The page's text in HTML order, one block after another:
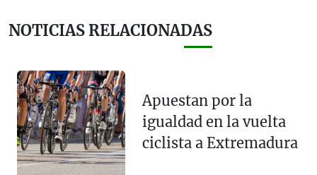
NOTICIAS RELACIONADAS
Apuestan por la
igualdad en la vuelta
ciclista a Extremadura